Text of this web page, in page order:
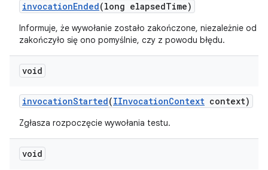
invocationEnded(long elapsedTime)
Informuje, że wywołanie zostało zakończone, niezależnie od
zakończyło się ono pomyślnie, czy z powodu błędu.
void
invocationStarted(IInvocationContext context)
Zgłasza rozpoczęcie wywołania testu.
void